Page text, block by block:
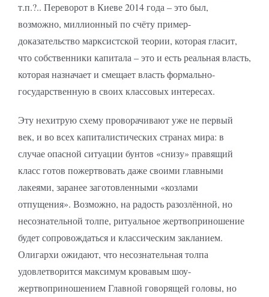
т.п.?.. Переворот в Киеве 2014 года – это был,
возможно, миллионный по счёту пример-
доказательство марксистской теории, которая гласит,
что собственники капитала – это и есть реальная власть,
которая назначает и смещает власть формально-
государственную в своих классовых интересах.
Эту нехитрую схему проворачивают уже не первый
век, и во всех капиталистических странах мира: в
случае опасной ситуации бунтов «снизу» правящий
класс готов пожертвовать даже своими главными
лакеями, заранее заготовленными «козлами
отпущения». Возможно, на радость разозлённой, но
несознательной толпе, ритуальное жертвоприношение
будет сопровождаться и классическим закланием.
Олигархи ожидают, что несознательная толпа
удовлетворится максимум кровавым шоу-
жертвоприношением Главной говорящей головы, но